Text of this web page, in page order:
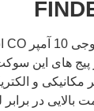
آلیاژ نقره به
بالایی در